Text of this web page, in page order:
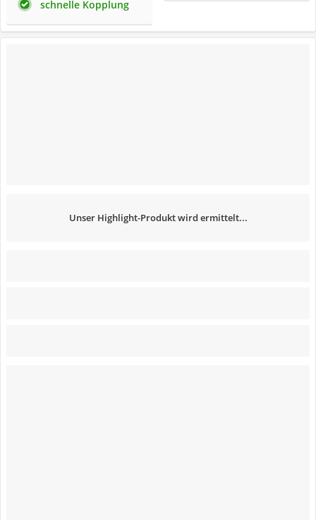
schnelle Kopplung
Unser Highlight-Produkt wird ermittelt...